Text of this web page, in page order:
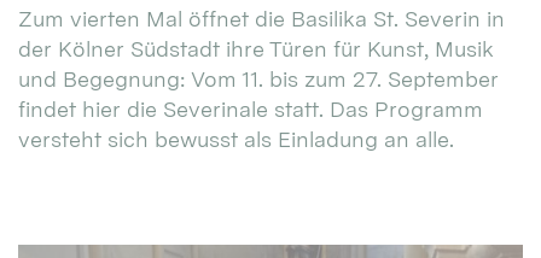
Zum vierten Mal öffnet die Basilika St. Severin in
der Kölner Südstadt ihre Türen für Kunst, Musik
und Begegnung: Vom 11. bis zum 27. September
findet hier die Severinale statt. Das Programm
versteht sich bewusst als Einladung an alle.